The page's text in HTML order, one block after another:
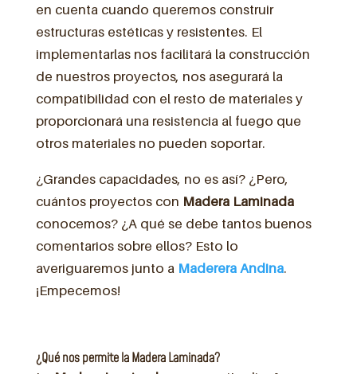
en cuenta cuando queremos construir
estructuras estéticas y resistentes. El
implementarlas nos facilitará la construcción
de nuestros proyectos, nos asegurará la
compatibilidad con el resto de materiales y
proporcionará una resistencia al fuego que
otros materiales no pueden soportar.
¿Grandes capacidades, no es así? ¿Pero,
cuántos proyectos con Madera Laminada
conocemos? ¿A qué se debe tantos buenos
comentarios sobre ellos? Esto lo
averiguaremos junto a Maderera Andina.
¡Empecemos!
¿Qué nos permite la Madera Laminada?